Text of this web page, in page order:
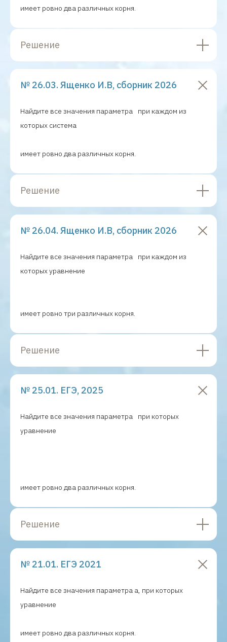
имеет ровно два различных корня.
Решение
№ 26.03. Ященко И.В, сборник 2026
Найдите все значения параметра
при каждом из
которых система
имеет ровно два различных корня.
Решение
№ 26.04. Ященко И.В, сборник 2026
Найдите все значения параметра
при каждом из
которых уравнение
имеет ровно три различных корня.
Решение
№ 25.01. ЕГЭ, 2025
Найдите все значения параметра
при которых
уравнение
имеет ровно два различных корня.
Решение
№ 21.01. ЕГЭ 2021
Найдите все значения параметра a, при которых
уравнение
имеет ровно два различных корня.